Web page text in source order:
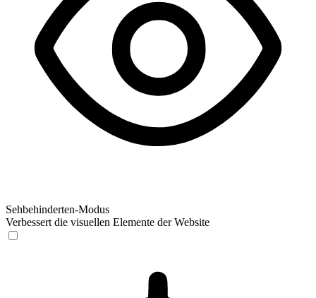
Sehbehinderten-Modus
Verbessert die visuellen Elemente der Website